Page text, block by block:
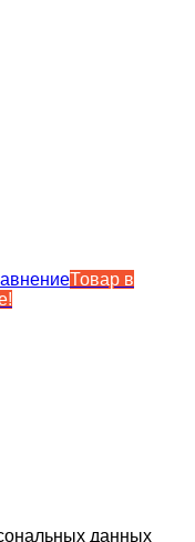
Товар в
данных